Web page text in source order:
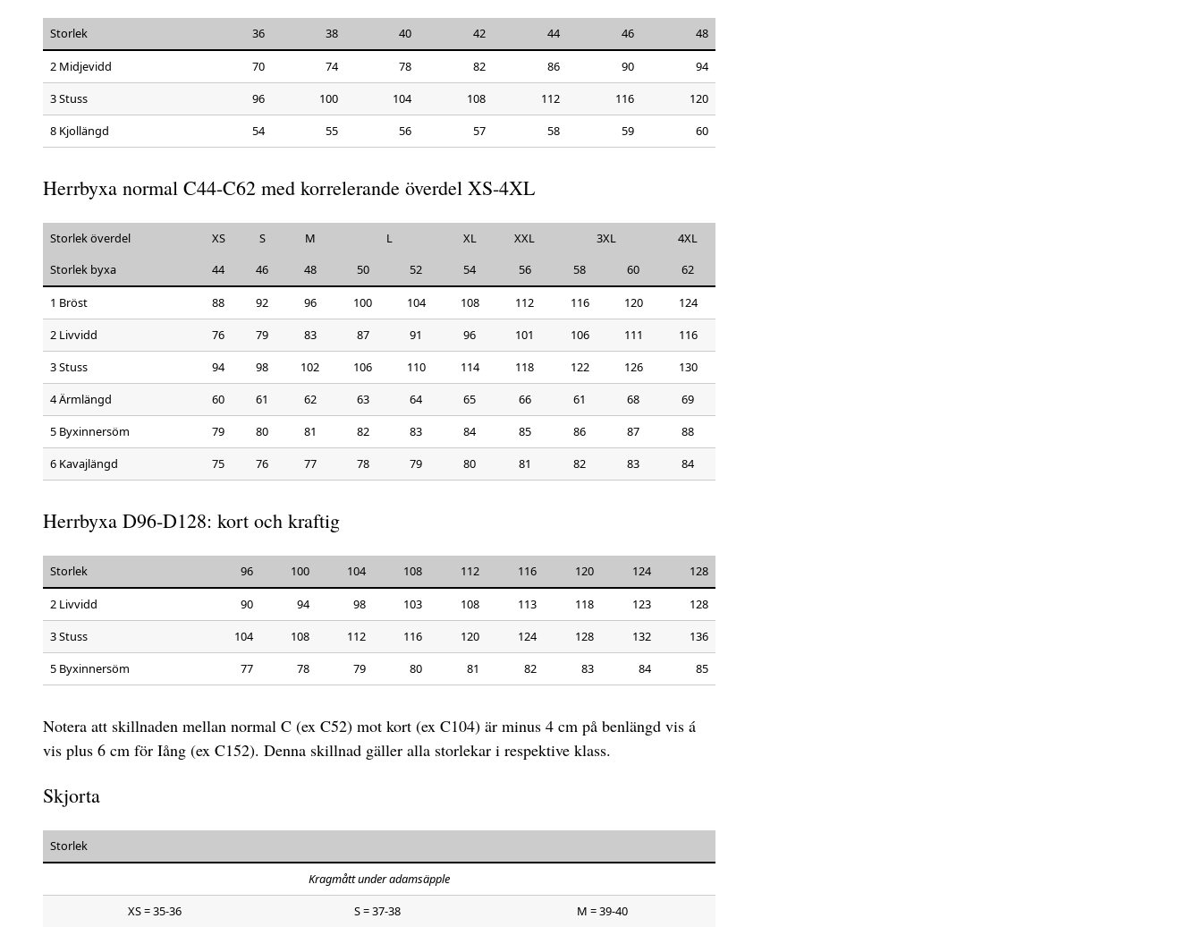
Storlek 36 38 40 42 44 46 48
2 Midjevidd 70 74 78 82 86 90
94
3 Stuss
96 100 104 108 112 116
120
8 Kjollängd
54 55 56 57 58 59 60
Herrbyxa normal C44-C62 med korrelerande överdel XS-4XL
Storlek överdel XS S M L XL XXL 3XL
4XL
Storlek byxa
44 46 48 50 52 54 56 58 60 62
1 Bröst 88 92 96 100 104 108 112 116 120
124
2 Livvidd
76 79 83 87 91 96 101 106 111
116
3 Stuss
94 98 102 106 110 114 118 122 126
130
4 Ärmlängd
60 61 62 63 64 65 66 61 68
69
5 Byxinnersöm
79 80 81 82 83 84 85 86 87
88
6 Kavajlängd
75 76 77 78 79 80 81 82 83 84
Herrbyxa D96-D128: kort och kraftig
Storlek 96 100 104 108 112 116 120 124 128
2 Livvidd 90 94 98 103 108 113 118 123
128
3 Stuss
104 108 112 116 120 124 128 132
136
5 Byxinnersöm
77 78 79 80 81 82 83 84 85
Notera att skillnaden mellan normal C (ex C52) mot kort (ex C104) är minus 4 cm på benlängd vis á
vis plus 6 cm för Iång (ex C152). Denna skillnad gäller alla storlekar i respektive klass.
Skjorta
Storlek
Kragmått under adamsäpple
XS = 35-36
S = 37-38 M = 39-40